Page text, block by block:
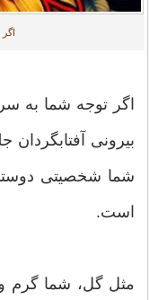
اگر
اگر توجه شما به
بیرونی
شما شخصیتی
است.
مثل گل، شما گرم و